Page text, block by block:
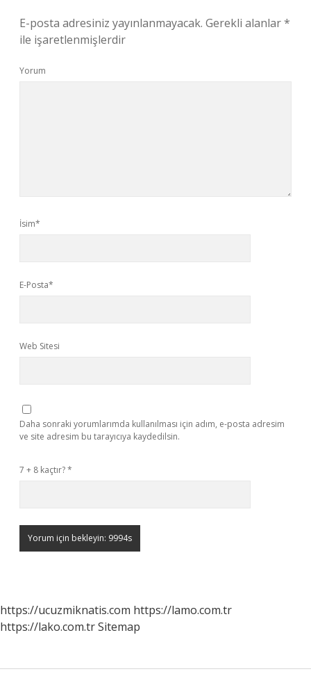
E-posta adresiniz yayınlanmayacak. Gerekli alanlar*
ile işaretlenmişlerdir
Yorum
İsim*
E-Posta*
Web Sitesi
Daha sonraki yorumlarımda kullanılması için adım, e-posta adresim
ve site adresim bu tarayıcıya kaydedilsin.
7 + 8 kaçtır?*
https://ucuzmiknatis.com https://lamo.com.tr
https://lako.com.trSitemap